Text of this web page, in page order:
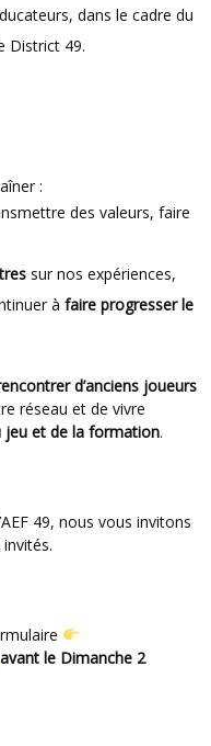
dans le cadre du
District 49.
:
des valeurs, faire
sur nos expériences,
à faire progresser le
d’anciens joueurs
réseau et de vivre
jeu et de la formation.
le Dimanche 2